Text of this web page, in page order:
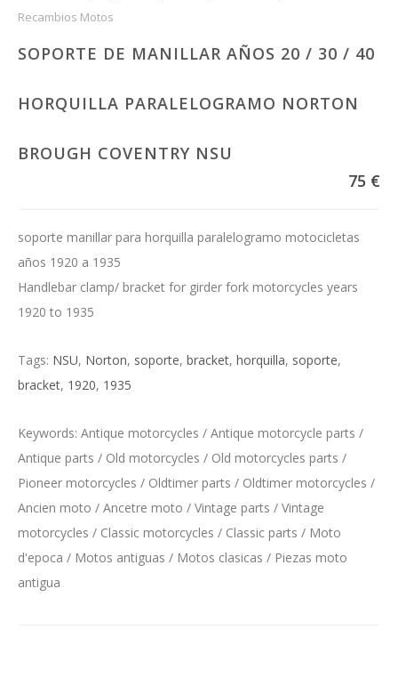
Recambios Motos
SOPORTE DE MANILLAR AÑOS 20 / 30 / 40
HORQUILLA PARALELOGRAMO NORTON
BROUGH COVENTRY NSU
75 €
soporte manillar para horquilla paralelogramo motocicletas
años 1920 a 1935
Handlebar clamp/ bracket for girder fork motorcycles years
1920 to 1935
Tags: NSU, Norton, soporte, bracket, horquilla, soporte,
bracket, 1920, 1935
Keywords: Antique motorcycles / Antique motorcycle parts /
Antique parts / Old motorcycles / Old motorcycles parts /
Pioneer motorcycles / Oldtimer parts / Oldtimer motorcycles /
Ancien moto / Ancetre moto / Vintage parts / Vintage
motorcycles / Classic motorcycles / Classic parts / Moto
d'epoca / Motos antiguas / Motos clasicas / Piezas moto
antigua